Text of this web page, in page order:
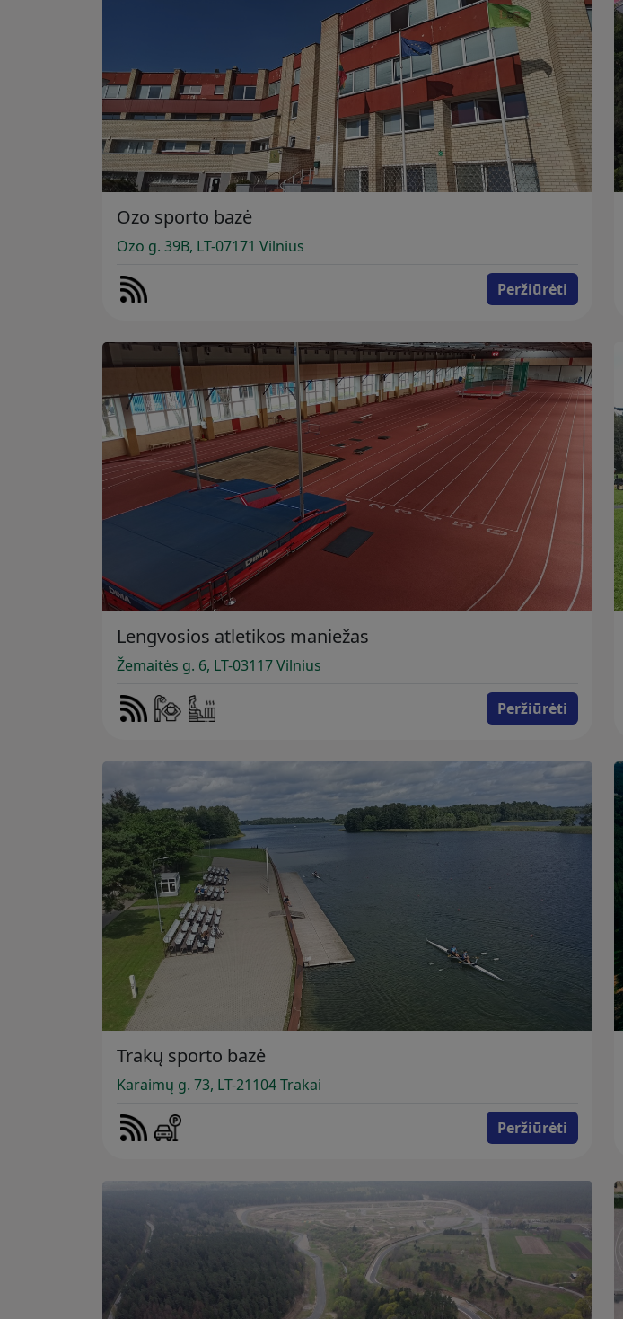
Ozo sporto bazė
Ozo g. 39B, LT-07171 Vilnius
Peržiūrėti
Lengvosios atletikos maniežas
Žemaitės g. 6, LT-03117 Vilnius
Peržiūrėti
Trakų sporto bazė
Karaimų g. 73, LT-21104 Trakai
Peržiūrėti